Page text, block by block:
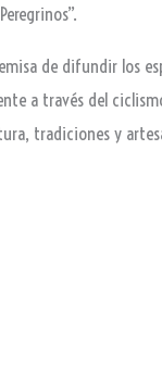
de difundir los
a través del
tradiciones y